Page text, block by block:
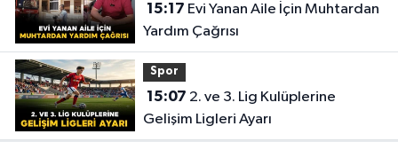
15:17
Yardım Çağrısı
Spor
15:07
Gelişim Ligleri Ayarı